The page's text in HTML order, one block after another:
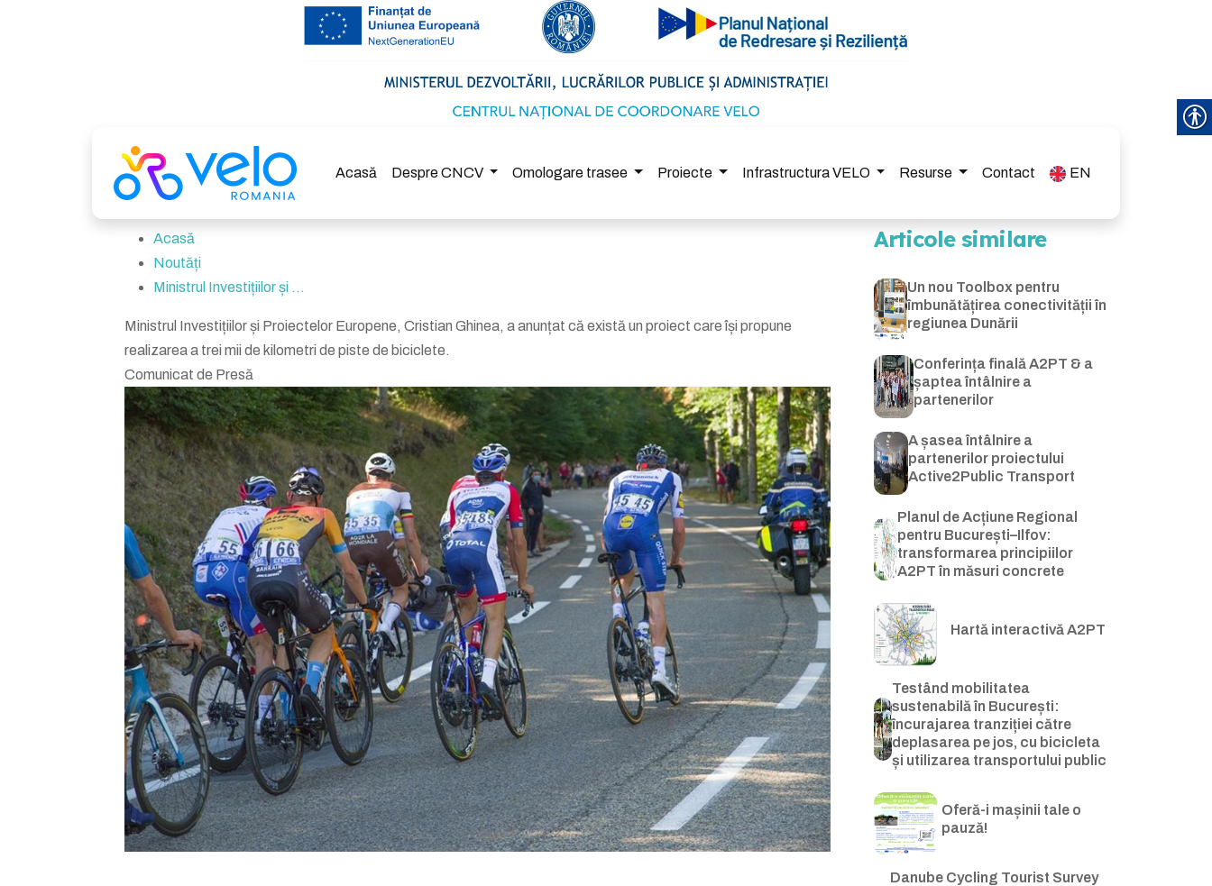
Acasă Despre CNCV Omologare trasee Proiecte Infrastructura VELO Resurse Contact EN
Acasă
Noutăți
Ministrul Investițiilor și ...
Ministrul Investițiilor și Proiectelor Europene, Cristian Ghinea, a anunțat că există un proiect care își propune
realizarea a trei mii de kilometri de piste de biciclete.
Comunicat de Presă
Articole similare
Un nou Toolbox pentru
îmbunătățirea conectivității în
regiunea Dunării
Conferința finală A2PT & a
șaptea întâlnire a
partenerilor
A șasea întâlnire a
partenerilor proiectului
Active2Public Transport
Planul de Acțiune Regional
pentru București–Ilfov:
transformarea principiilor
A2PT în măsuri concrete
Hartă interactivă A2PT
Testând mobilitatea
sustenabilă în București:
încurajarea tranziției către
deplasarea pe jos, cu bicicleta
și utilizarea transportului public
Oferă-i mașinii tale o
pauză!
Danube Cycling Tourist Survey